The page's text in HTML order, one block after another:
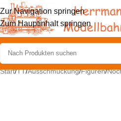
Zur Navigation springen
Zum Hauptinhalt springen
Start/TT/Ausschmückung/Figuren/